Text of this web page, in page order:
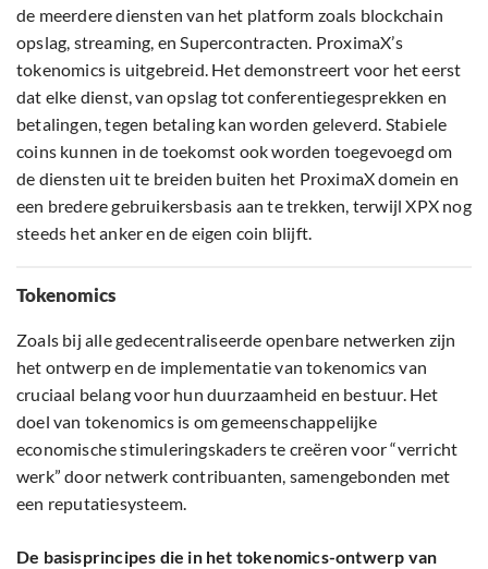
de meerdere diensten van het platform zoals blockchain
opslag, streaming, en Supercontracten. ProximaX’s
tokenomics is uitgebreid. Het demonstreert voor het eerst
dat elke dienst, van opslag tot conferentiegesprekken en
betalingen, tegen betaling kan worden geleverd. Stabiele
coins kunnen in de toekomst ook worden toegevoegd om
de diensten uit te breiden buiten het ProximaX domein en
een bredere gebruikersbasis aan te trekken, terwijl XPX nog
steeds het anker en de eigen coin blijft.
Tokenomics
Zoals bij alle gedecentraliseerde openbare netwerken zijn
het ontwerp en de implementatie van tokenomics van
cruciaal belang voor hun duurzaamheid en bestuur. Het
doel van tokenomics is om gemeenschappelijke
economische stimuleringskaders te creëren voor “verricht
werk” door netwerk contribuanten, samengebonden met
een reputatiesysteem.
De basisprincipes die in het tokenomics-ontwerp van